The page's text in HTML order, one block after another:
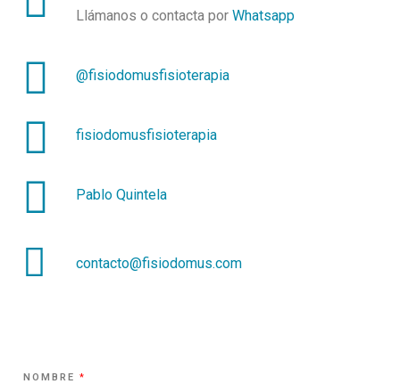
Llámanos o contacta por Whatsapp
@fisiodomusfisioterapia
fisiodomusfisioterapia
Pablo Quintela
contacto@fisiodomus.com
NOMBRE *